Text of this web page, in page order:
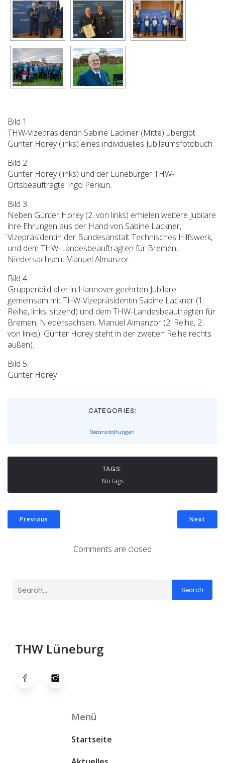
Bild 1
THW-Vizepräsidentin Sabine Lackner (Mitte) übergibt
Günter Horey (links) eines individuelles Jubiläumsfotobuch.
Bild 2
Günter Horey (links) und der Lüneburger THW-
Ortsbeauftragte Ingo Perkun.
Bild 3
Neben Günter Horey (2. von links) erhielen weitere Jubilare
ihre Ehrungen aus der Hand von Sabine Lackner,
Vizepräsidentin der Bundesanstalt Technisches Hilfswerk,
und dem THW-Landesbeauftragten für Bremen,
Niedersachsen, Manuel Almanzor.
Bild 4
Gruppenbild aller in Hannover geehrten Jubilare
gemeinsam mit THW-Vizepräsidentin Sabine Lackner (1.
Reihe, links, sitzend) und dem THW-Landesbeautragten für
Bremen, Niedersachsen, Manuel Almanzor (2. Reihe, 2.
von links). Günter Horey steht in der zweiten Reihe rechts
außen).
Bild 5
Günter Horey
CATEGORIES:
Veranstaltungen
TAGS:
No tags
Previous Next
Comments are closed
Search
THW Lüneburg
Menü
Startseite